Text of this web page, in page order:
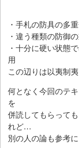
・手札の防具の多
・違う種類の防御
・十分に硬い状態
用
この辺りは以夷制
何となく今回のテ
を
併読してもらって
れど…
別の人の論も参考に